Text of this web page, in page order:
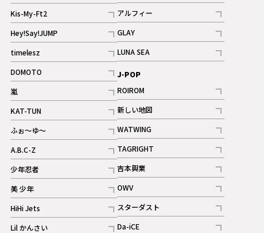
記事
Kis-My-Ft2
記事
ギャラリー
Hey!Say!JUMP
記事
timelesz
記事
DOMOTO
記事
嵐
記事
KAT-TUN
記事
ふぉ～ゆ～
記事
A.B.C-Z
記事
ギャラリー
少年忍者
記事
美 少年
記事
HiHi Jets
記事
Lil かんさい
記事
アルフィー
記事
GLAY
記事
LUNA SEA
記事
J-POP
ROIROM
記事
新しい地図
記事
WATWING
記事
TAGRIGHT
記事
吉本興業
記事
OWV
記事
ギャラリー
スターダスト
記事
Da-iCE